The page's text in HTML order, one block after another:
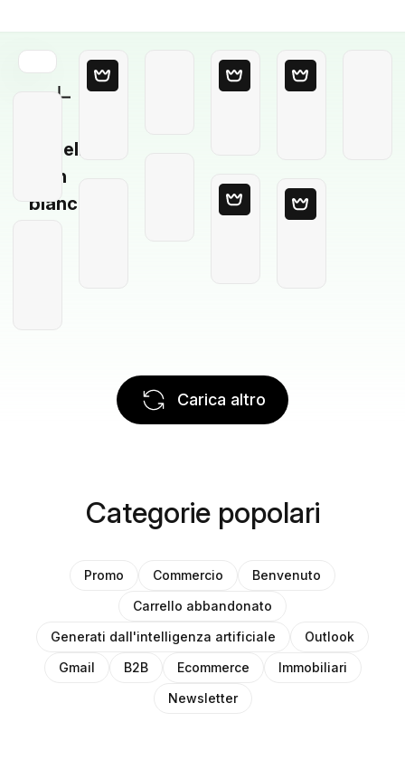
Modello
in
bianco
Carica altro
Categorie popolari
Promo Commercio
Benvenuto
Carrello abbandonato
Generati dall'intelligenza artificiale
Outlook
Gmail
B2B Ecommerce
Immobiliari
Newsletter